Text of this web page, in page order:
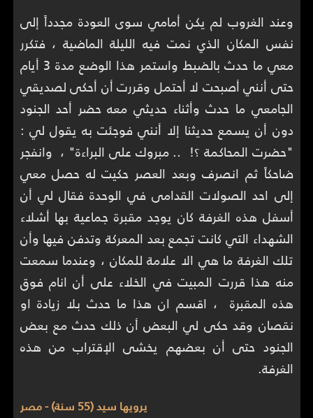
وعند الغروب لم يكن أمامي سوى العودة مجدداً إلى
نفس المكان الذي نمت فيه الليلة الماضية ، فتكرر
معي ما حدث بالضبط واستمر هذا الوضع مدة 3 أيام
حتى أنني أصبحت لا أحتمل وقررت أن أحكى لصديقي
الجامعي ما حدث وأثناء حديثي معه حضر أحد الجنود
دون أن يسمع حديثنا إلا أنني فوجئت به يقول لي :
"حضرت المحاكمة ؟! .. مبروك على البراءة" ، وانفجر
ضاحكاً ثم انصرف وبعد العصر حكيت له حصل معي
إلى احد الصولات القدامى في الوحدة فقال لي أن
أسفل هذه الغرفة كان يوجد مقبرة جماعية بها أشلاء
الشهداء التي كانت تجمع بعد المعركة وتدفن فيها وأن
تلك الغرفة ما هي الا علامة للمكان ، وعندما سمعت
منه هذا قررت المبيت في الخلاء على أن انام فوق
هذه المقبرة ، اقسم ان هذا ما حدث بلا زيادة او
نقصان وقد حكى لي البعض أن ذلك حدث مع بعض
الجنود حتى أن بعضهم يخشى الإقتراب من هذه
الغرفة.
يرويها سيد (55 سنة) - مصر